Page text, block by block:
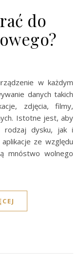
do
danych takich
zdjęcia, filmy,
Istotne jest, aby
rodzaj dysku, jak i
ze względu
mnóstwo wolnego